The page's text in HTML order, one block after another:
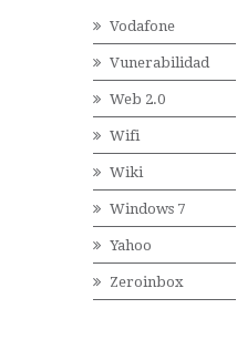
Vodafone
Vunerabilidad
Web 2.0
Wifi
Wiki
Windows 7
Yahoo
Zeroinbox